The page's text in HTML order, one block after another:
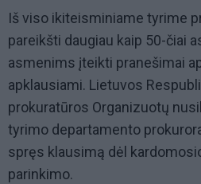
Iš viso ikiteisminiame tyrime
pareikšti daugiau kaip 50-čiai
asmenims įteikti pranešimai
apklausiami. Lietuvos
prokuratūros Organizuotų
tyrimo departamento
spręs klausimą dėl
parinkimo.